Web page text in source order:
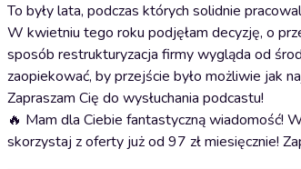
To były lata, podczas których solidnie
W kwietniu tego roku podjęłam decyzję, o
sposób restrukturyzacja firmy wygląda od
zaopiekować, by przejście było możliwie jak
Zapraszam Cię do wysłuchania podcastu!
🔥 Mam dla Ciebie fantastyczną wiadomość!
skorzystaj z oferty już od 97 zł miesięcznie!